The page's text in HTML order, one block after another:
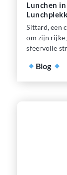
Lunchen
Sittard, een
om zijn rijke
sfeervolle
Blog